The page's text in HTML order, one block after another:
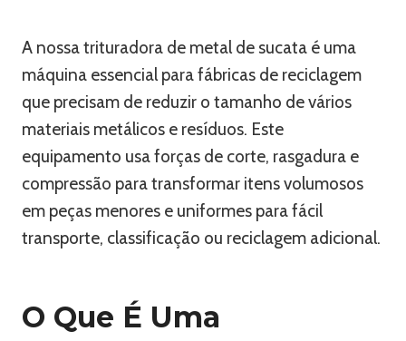
A nossa trituradora de metal de sucata é uma
máquina essencial para fábricas de reciclagem
que precisam de reduzir o tamanho de vários
materiais metálicos e resíduos. Este
equipamento usa forças de corte, rasgadura e
compressão para transformar itens volumosos
em peças menores e uniformes para fácil
transporte, classificação ou reciclagem adicional.
O Que É Uma